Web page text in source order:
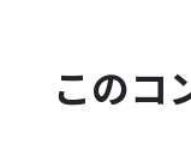
このコ